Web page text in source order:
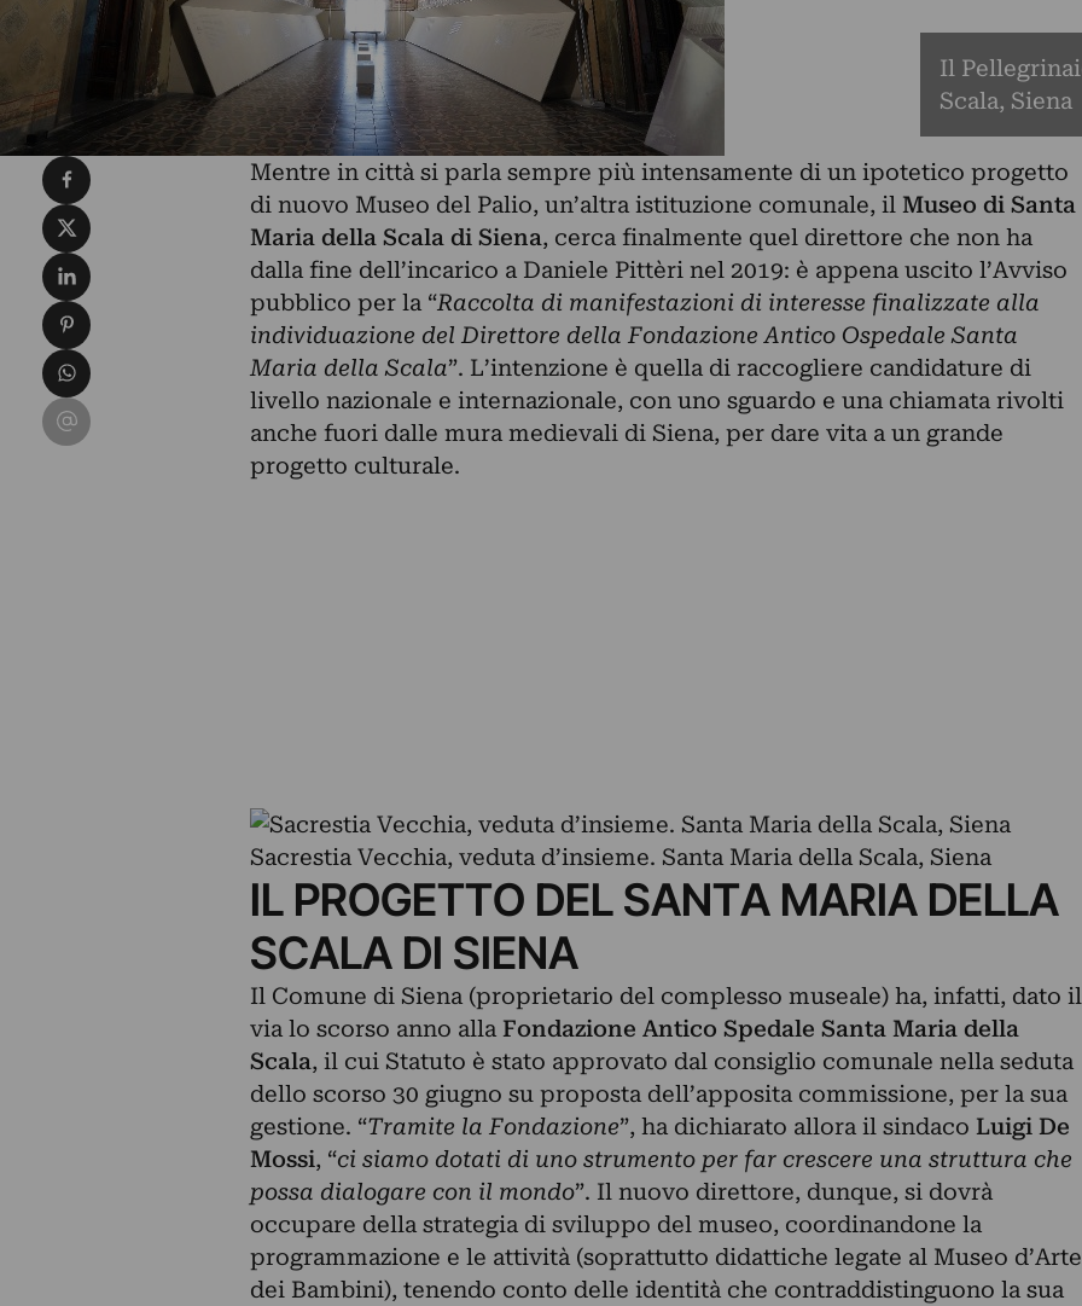
Il
Scala, Siena
Mentre in città si parla sempre più intensamente di un ipotetico progetto
di nuovo Museo del Palio, un’altra istituzione comunale, il Museo di Santa
Maria della Scala di Siena, cerca finalmente quel direttore che non ha
dalla fine dell’incarico a Daniele Pittèrinel 2019: è appena uscito l’Avviso
pubblico per la “Raccolta di manifestazioni di interesse finalizzate alla
individuazione del Direttore della Fondazione Antico Ospedale Santa
Maria della Scala”. L’intenzione è quella di raccogliere candidature di
livello nazionale e internazionale, con uno sguardo e una chiamata rivolti
anche fuori dalle mura medievali di Siena, per dare vita a un grande
progetto culturale.
Sacrestia Vecchia, veduta d’insieme. Santa Maria della Scala, Siena
IL PROGETTO DEL SANTA MARIA DELLA
SCALA DI SIENA
Il Comune di Siena (proprietario del complesso museale) ha, infatti, dato il
via lo scorso anno alla Fondazione Antico Spedale Santa Maria della
Scala, il cui Statuto è stato approvato dal consiglio comunale nella seduta
dello scorso 30 giugno su proposta dell’apposita commissione, per la sua
gestione. “Tramite la Fondazione”, ha dichiarato allora il sindaco Luigi De
Mossi, “ci siamo dotati di uno strumento per far crescere una struttura che
possa dialogare con il mondo”. Il nuovo direttore, dunque, si dovrà
occupare della strategia di sviluppo del museo, coordinandone la
programmazione e le attività (soprattutto didattiche legate al Museo d’Arte
dei Bambini), tenendo conto delle identità che contraddistinguono la sua
Condividi su Facebook
Condividi su X
Condividi su LinkedIn
Condividi su Pinterest
Condividi su WhatsApp
Condividi su Email